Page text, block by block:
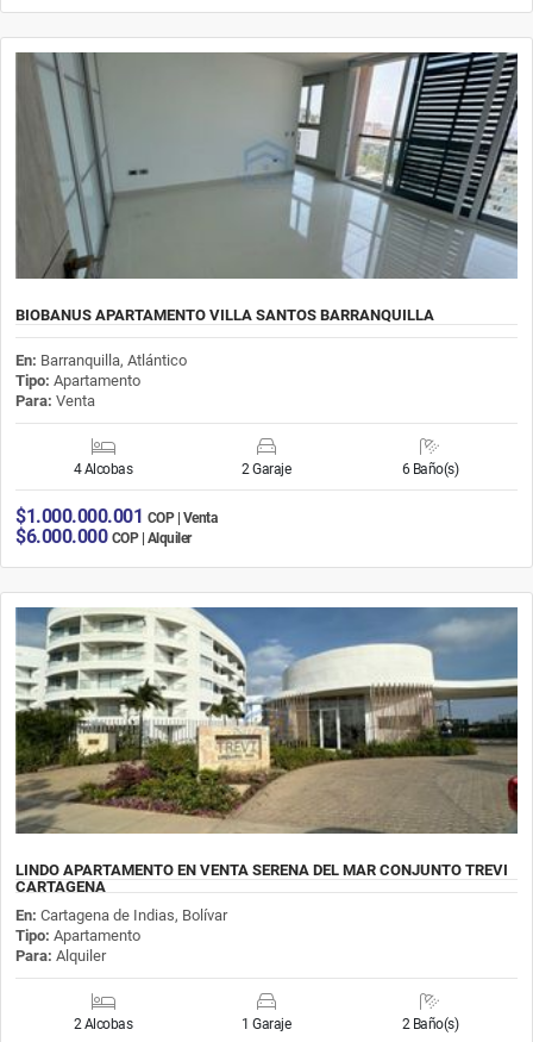
BIOBANUS APARTAMENTO VILLA SANTOS BARRANQUILLA
En: Barranquilla, Atlántico
Tipo: Apartamento
Para: Venta
4 Alcobas 2 Garaje 6 Baño(s)
$1.000.000.001 COP | Venta
$6.000.000 COP | Alquiler
LINDO APARTAMENTO EN VENTA SERENA DEL MAR CONJUNTO TREVI
CARTAGENA
En: Cartagena de Indias, Bolívar
Tipo: Apartamento
Para: Alquiler
2 Alcobas 1 Garaje 2 Baño(s)